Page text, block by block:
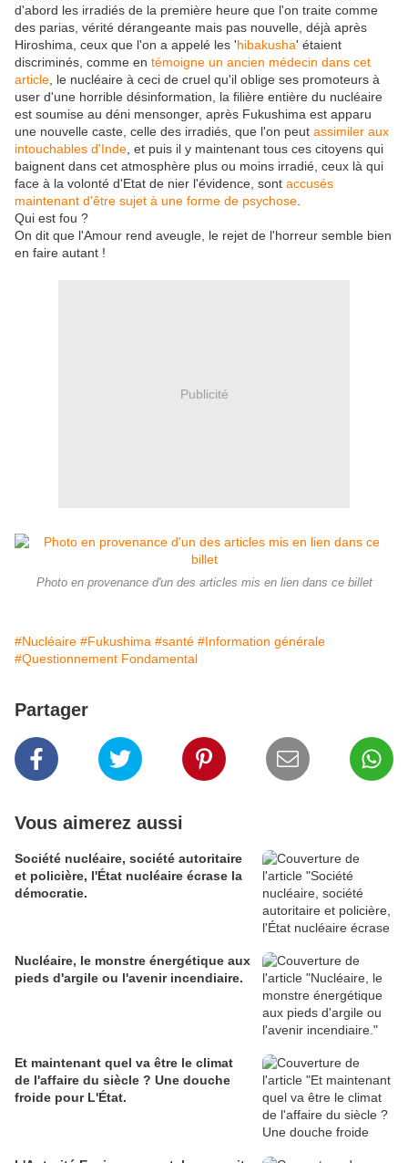
d'abord les irradiés de la première heure que l'on traite comme
des parias, vérité dérangeante mais pas nouvelle, déjà après
Hiroshima, ceux que l'on a appelé les 'hibakusha' étaient
discriminés, comme en témoigne un ancien médecin dans cet
article , le nucléaire à ceci de cruel qu'il oblige ses promoteurs à
user d'une horrible désinformation, la filière entière du nucléaire
est soumise au déni mensonger, après Fukushima est apparu
une nouvelle caste, celle des irradiés, que l'on peut assimiler aux
intouchables d'Inde , et puis il y maintenant tous ces citoyens qui
baignent dans cet atmosphère plus ou moins irradié, ceux là qui
face à la volonté d'Etat de nier l'évidence, sont accusés
maintenant d'être sujet à une forme de psychose
Qui est fou ?
On dit que l'Amour rend aveugle, le rejet de l'horreur semble bien
en faire autant !
Publicité
Photo en provenance d'un des articles mis en lien dans ce billet
#Nucléaire #Fukushima #santé #Information générale
#Questionnement Fondamental
Partager
Vous aimerez aussi
Société nucléaire, société autoritaire
et policière, l'État nucléaire écrase la
démocratie.
Nucléaire, le monstre énergétique aux
pieds d'argile ou l'avenir incendiaire.
Et maintenant quel va être le climat
de l'affaire du siècle ? Une douche
froide pour L'État.